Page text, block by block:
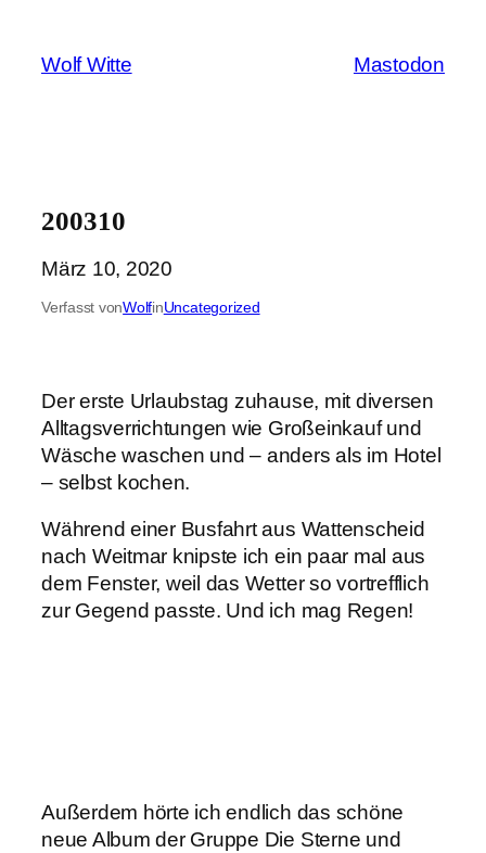
springen
Wolf Witte Mastodon
200310
März 10, 2020
Verfasst vonWolfinUncategorized
Der erste Urlaubstag zuhause, mit diversen
Alltagsverrichtungen wie Großeinkauf und
Wäsche waschen und – anders als im Hotel
– selbst kochen.
Während einer Busfahrt aus Wattenscheid
nach Weitmar knipste ich ein paar mal aus
dem Fenster, weil das Wetter so vortrefflich
zur Gegend passte. Und ich mag Regen!
Außerdem hörte ich endlich das schöne
neue Album der Gruppe Die Sterne und